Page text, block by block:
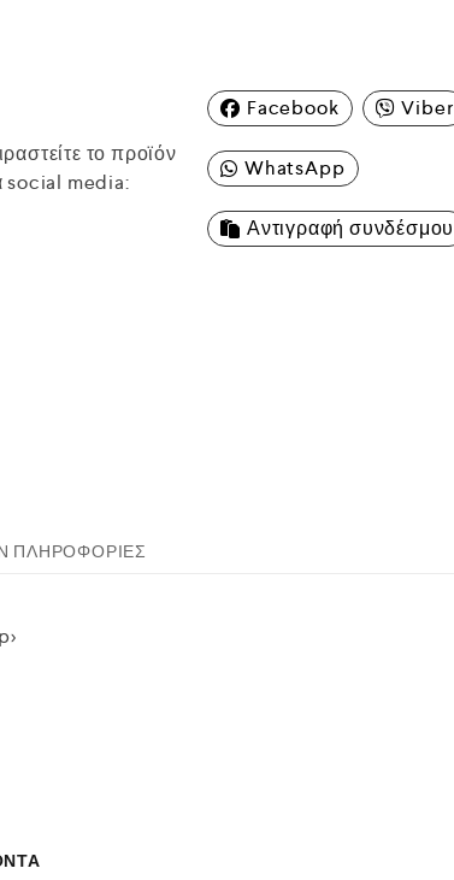
το προϊόν
social media:
Facebook Viber
WhatsApp
Αντιγραφή συνδέσμου
ΠΛΗΡΟΦΟΡΊΕΣ